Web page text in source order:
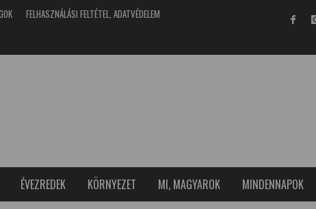
FELHASZNÁLÁSI FELTÉTEL, ADATVÉDELEM
ÉVEZREDEK KÖRNYEZET MI, MAGYAROK MINDENNAPOK